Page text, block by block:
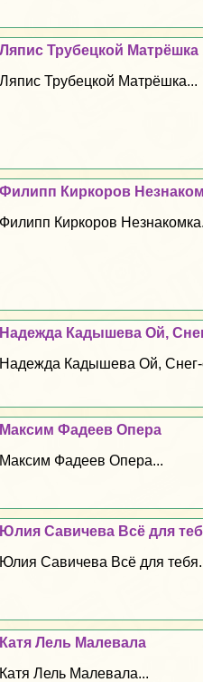
Ляпис Трубецкой Матрёшка
Ляпис Трубецкой Матрёшка...
Филипп Киркоров
Филипп Киркоров
Надежда Кадышева Ой,
Надежда Кадышева Ой, Снег-
Максим Фадеев Опера
Максим Фадеев Опера...
Юлия Савичева Всё для
Юлия Савичева Всё для
Катя Лель Малевала
Катя Лель Малевала...